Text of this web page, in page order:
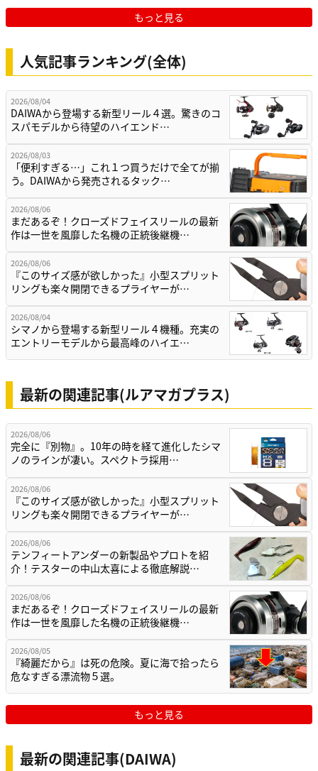
もっと見る
人気記事ランキング(全体)
2026/08/04
DAIWAから登場する新型リール４選。驚きのコ
スパモデルから待望のハイエンド…
2026/08/03
「便利すぎる…」これ１つ買うだけで全てが揃
う。DAIWAから発売されるタック…
2026/08/06
まだあるぞ！クローズドフェイスリールの最新
作は一世を風靡した名機の正統後継機…
2026/08/06
『このサイズ感が欲しかった』小型スプリット
リングも楽々開閉できるプライヤーが…
2026/08/04
シマノから登場する新型リール４機種。充実の
エントリーモデルから最高峰のハイエ…
最新の関連記事(ルアマガプラス)
2026/08/06
完全に『別物』。10年の時を経て進化したシマ
ノのラインが凄い。スペクトラ採用…
2026/08/06
『このサイズ感が欲しかった』小型スプリット
リングも楽々開閉できるプライヤーが…
2026/08/06
テンフィートアンダーの新製品やプロトを紹
介！テスターの中山太喜による徹底解説…
2026/08/06
まだあるぞ！クローズドフェイスリールの最新
作は一世を風靡した名機の正統後継機…
2026/08/05
『綺麗だから』は死の危険。夏に海で拾ったら
危なすぎる漂流物５選。
もっと見る
最新の関連記事(DAIWA)